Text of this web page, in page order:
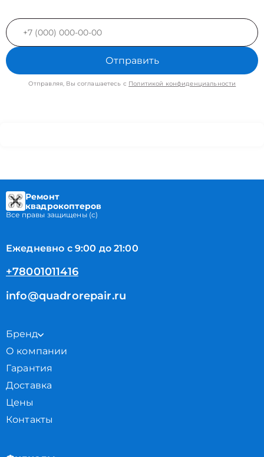
Отправить
Отправляя, Вы соглашаетесь с Политикой конфиденциальности
Ремонт
квадрокоптеров
Все правы защищены (с)
Ежедневно с 9:00 до 21:00
+78001011416
info@quadrorepair.ru
Бренд
О компании
Гарантия
Доставка
Цены
Контакты